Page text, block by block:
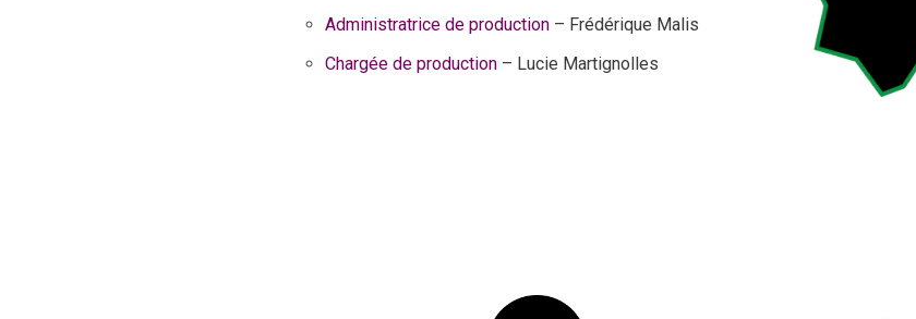
Administratrice de production– Frédérique Malis
Chargée de production– Lucie Martignolles